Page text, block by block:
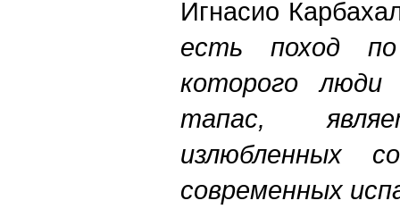
Игнасио
есть поход
которого люди
тапас,
излюбленных
современных